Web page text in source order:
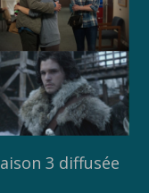
3 diffusée